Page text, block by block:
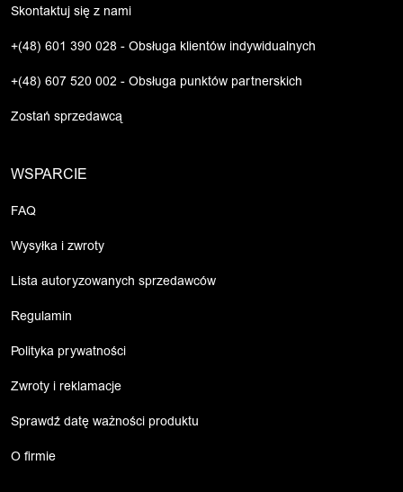
Skontaktuj się z nami
+(48) 601 390 028 - Obsługa klientów indywidualnych
+(48) 607 520 002 - Obsługa punktów partnerskich
Zostań sprzedawcą
WSPARCIE
FAQ
Wysyłka i zwroty
Lista autoryzowanych sprzedawców
Regulamin
Polityka prywatności
Zwroty i reklamacje
Sprawdź datę ważności produktu
O firmie